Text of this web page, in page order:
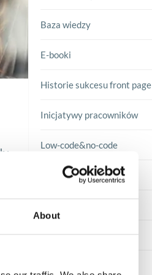
About
Baza wiedzy
E-booki
Historie sukcesu front page
Inicjatywy pracowników
Low-code&no-code
Porady karierowe
Technologie jutra